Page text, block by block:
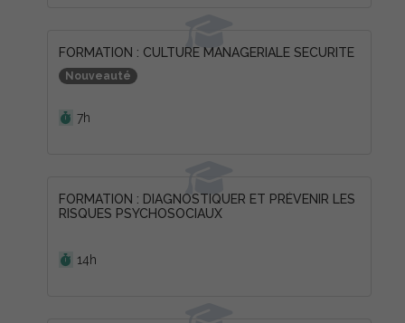
FORMATION : CULTURE MANAGERIALE SECURITE
Nouveauté
7h
FORMATION : DIAGNOSTIQUER ET PRÉVENIR LES
RISQUES PSYCHOSOCIAUX
14h